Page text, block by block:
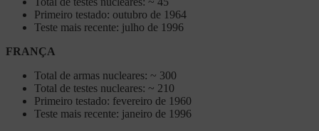
Primeiro testado: outubro de 1964
Teste mais recente: julho de 1996
FRANÇA
Total de armas nucleares: ~ 300
Total de testes nucleares: ~ 210
Primeiro testado: fevereiro de 1960
Teste mais recente: janeiro de 1996